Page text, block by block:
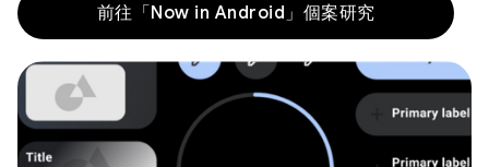
前往「Now in Android」個案研究